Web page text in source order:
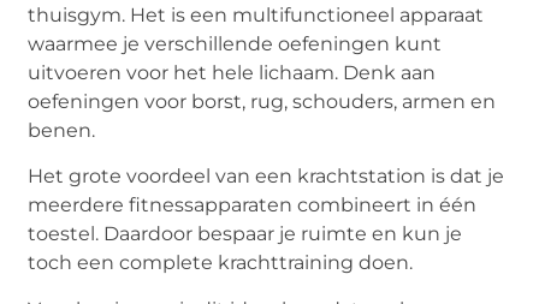
thuisgym. Het is een multifunctioneel apparaat
waarmee je verschillende oefeningen kunt
uitvoeren voor het hele lichaam. Denk aan
oefeningen voor borst, rug, schouders, armen en
benen.
Het grote voordeel van een krachtstation is dat je
meerdere fitnessapparaten combineert in één
toestel. Daardoor bespaar je ruimte en kun je
toch een complete krachttraining doen.